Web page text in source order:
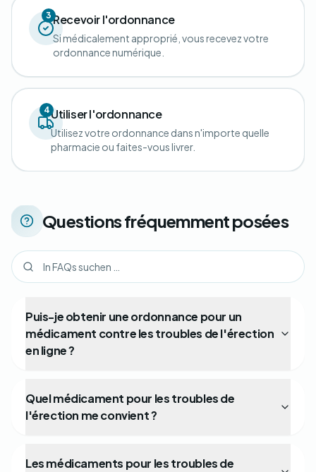
3 Recevoir l'ordonnance
Si médicalement approprié, vous recevez votre
ordonnance numérique.
4Utiliser l'ordonnance
Utilisez votre ordonnance dans n'importe quelle
pharmacie ou faites-vous livrer.
Questions fréquemment posées
Puis-je obtenir une ordonnance pour un
médicament contre les troubles de l'érection
en ligne ?
Quel médicament pour les troubles de
l'érection me convient ?
Les médicaments pour les troubles de